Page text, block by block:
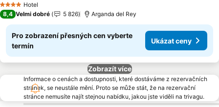
4 Počet hvězdiček
Hotel
8,4 Velmi dobré 5 826 Arganda del Rey
Pro zobrazení přesných cen vyberte
termín
Ukázat ceny
Zobrazít více
Informace o cenách a dostupnosti, které dostáváme z rezervačních
stránek, se neustále mění. Proto se může stát, že na rezervační
stránce nemusíte najít stejnou nabídku, jakou jste viděli na trivagu.